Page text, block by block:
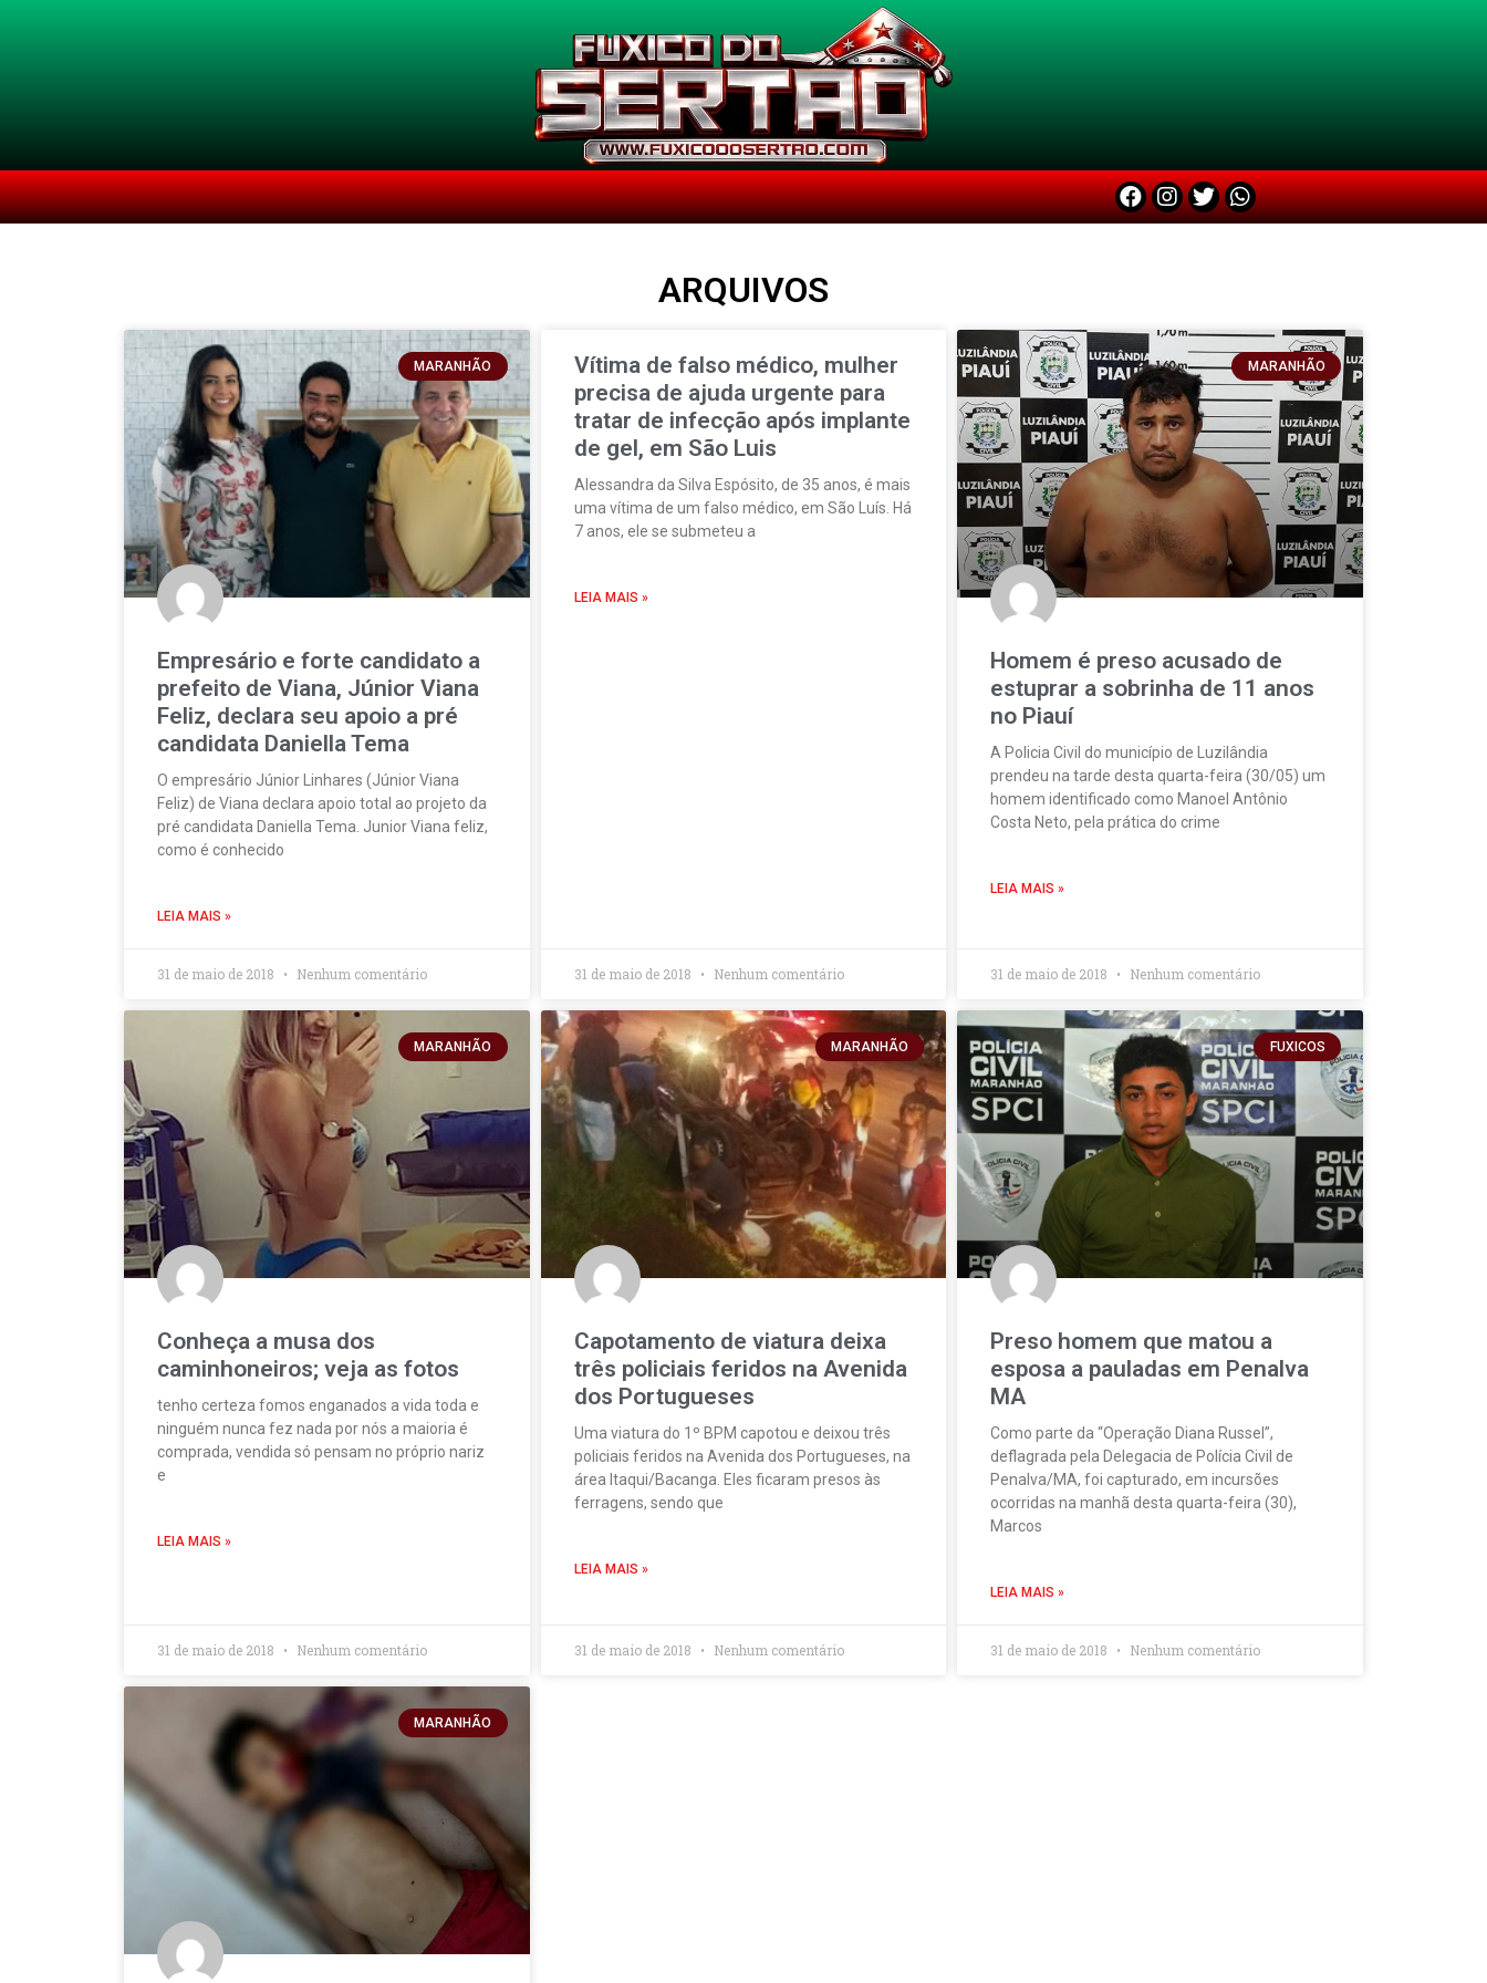
ARQUIVOS
MARANHÃO
Empresário e forte candidato a
prefeito de Viana, Júnior Viana
Feliz, declara seu apoio a pré
candidata Daniella Tema
O empresário Júnior Linhares (Júnior Viana
Feliz) de Viana declara apoio total ao projeto da
pré candidata Daniella Tema. Junior Viana feliz,
como é conhecido
LEIA MAIS »
31 de maio de 2018 Nenhum comentário
Vítima de falso médico, mulher
precisa de ajuda urgente para
tratar de infecção após implante
de gel, em São Luis
Alessandra da Silva Espósito, de 35 anos, é mais
uma vítima de um falso médico, em São Luís. Há
7 anos, ele se submeteu a
LEIA MAIS »
31 de maio de 2018 Nenhum comentário
MARANHÃO
Homem é preso acusado de
estuprar a sobrinha de 11 anos
no Piauí
A Policia Civil do município de Luzilândia
prendeu na tarde desta quarta-feira (30/05) um
homem identificado como Manoel Antônio
Costa Neto, pela prática do crime
LEIA MAIS »
31 de maio de 2018 Nenhum comentário
MARANHÃO
Conheça a musa dos
caminhoneiros; veja as fotos
tenho certeza fomos enganados a vida toda e
ninguém nunca fez nada por nós a maioria é
comprada, vendida só pensam no próprio nariz
e
LEIA MAIS »
31 de maio de 2018 Nenhum comentário
MARANHÃO
Capotamento de viatura deixa
três policiais feridos na Avenida
dos Portugueses
Uma viatura do 1º BPM capotou e deixou três
policiais feridos na Avenida dos Portugueses, na
área Itaqui/Bacanga. Eles ficaram presos às
ferragens, sendo que
LEIA MAIS »
31 de maio de 2018 Nenhum comentário
FUXICOS
Preso homem que matou a
esposa a pauladas em Penalva
MA
Como parte da “Operação Diana Russel”,
deflagrada pela Delegacia de Polícia Civil de
Penalva/MA, foi capturado, em incursões
ocorridas na manhã desta quarta-feira (30),
Marcos
LEIA MAIS »
31 de maio de 2018 Nenhum comentário
MARANHÃO